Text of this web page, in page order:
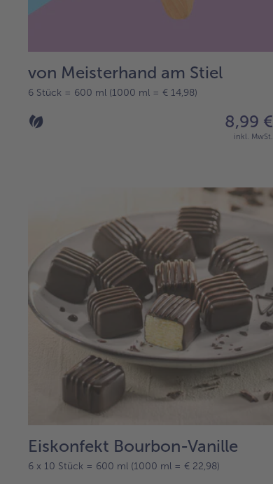
von Meisterhand am Stiel
6 Stück = 600 ml (1000 ml = € 14,98)
8,99 €
inkl. MwSt.
Eiskonfekt Bourbon-Vanille
6 x 10 Stück = 600 ml (1000 ml = € 22,98)